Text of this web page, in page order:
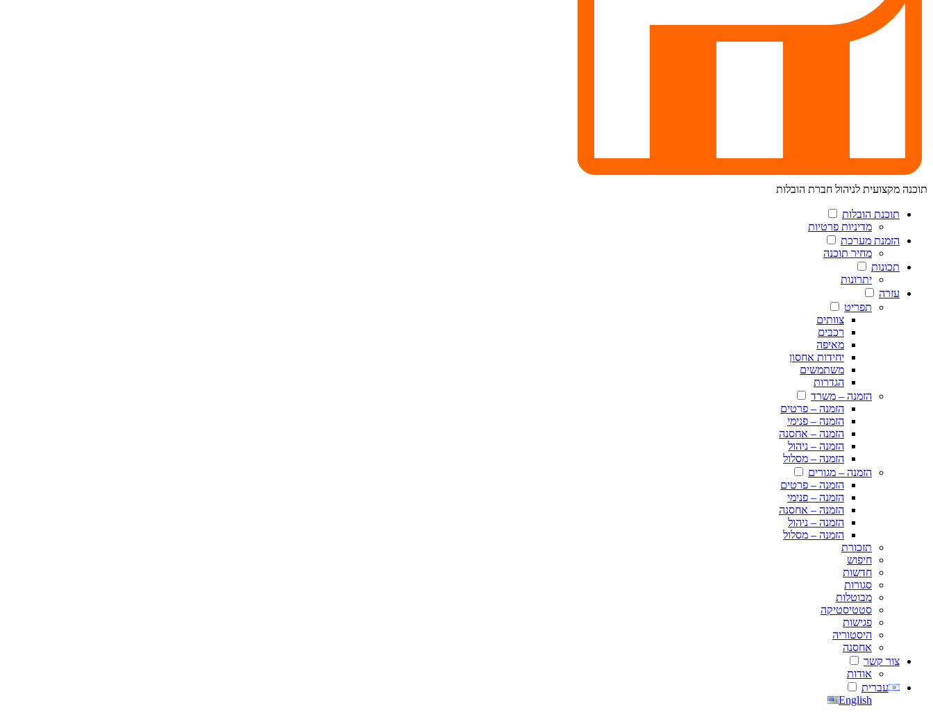
תוכנה מקצועית לניהול חברת הובלות
תוכנת הובלות
מדיניות פרטיות
הזמנת מערכת
מחיר תוכנה
תכונות
יתרונות
עזרה
תפריט
צוותים
רכבים
מאיפה
יחידות אחסון
משתמשים
הגדרות
הזמנה – משרד
הזמנה – פרטים
הזמנה – פנימי
הזמנה – אחסנה
הזמנה – ניהול
הזמנה – מסלול
הזמנה – מגורים
הזמנה – פרטים
הזמנה – פנימי
הזמנה – אחסנה
הזמנה – ניהול
הזמנה – מסלול
תזכורת
חיפוש
חדשות
סגורות
מבוטלות
סטטיסטיקה
פגישות
היסטוריה
אחסנה
צור קשר
אודות
עברית
English